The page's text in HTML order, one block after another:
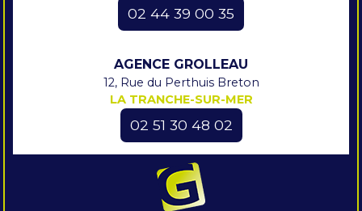
02 44 39 00 35
AGENCE GROLLEAU
12, Rue du Perthuis Breton
LA TRANCHE-SUR-MER
02 51 30 48 02